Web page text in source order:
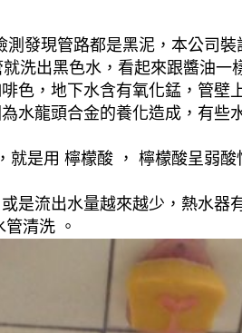
發現管路都是黑泥，本公司
洗出黑色水，看起來跟醬油一
色，地下水含有氧化錳，管
水龍頭合金的養化造成，有
是用 檸檬酸 ， 檸檬酸呈弱
是流出水量越來越少，熱水
清洗 。